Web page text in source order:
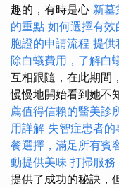
趣的，有時是心 新墓
的重點 如何選擇有效
胞證的申請流程 提供
除白蟻費用，了解白
互相跟隨，在此期間
慢慢地開始看到她不
薦值得信賴的醫美診
用詳解 失智症患者
餐選擇，滿足所有賓
動提供美味 打掃服務
提供了成功的秘訣，